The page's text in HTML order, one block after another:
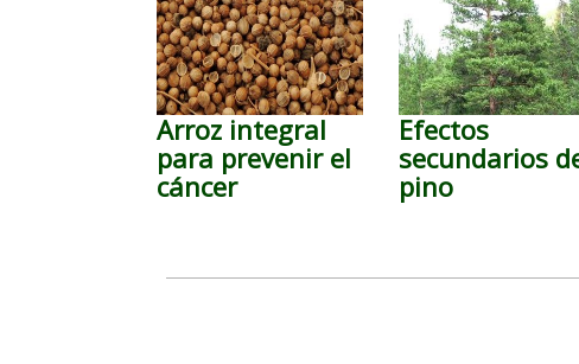
Arroz integral
para prevenir el
cáncer
Efectos
secundarios
pino